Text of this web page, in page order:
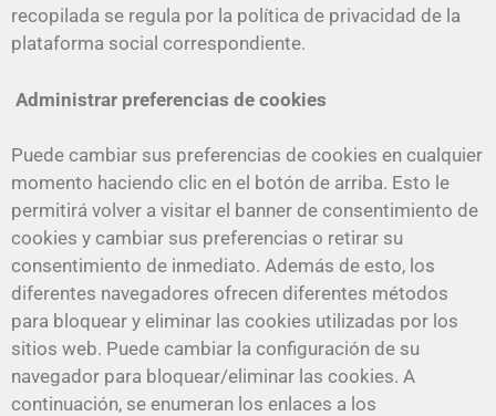
recopilada se regula por la política de privacidad de la
plataforma social correspondiente.
Administrar preferencias de cookies
Puede cambiar sus preferencias de cookies en cualquier
momento haciendo clic en el botón de arriba. Esto le
permitirá volver a visitar el banner de consentimiento de
cookies y cambiar sus preferencias o retirar su
consentimiento de inmediato. Además de esto, los
diferentes navegadores ofrecen diferentes métodos
para bloquear y eliminar las cookies utilizadas por los
sitios web. Puede cambiar la configuración de su
navegador para bloquear/eliminar las cookies. A
continuación, se enumeran los enlaces a los